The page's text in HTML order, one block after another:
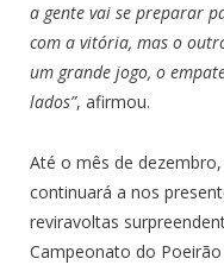
a gente vai se preparar
com a vitória, mas o
um grande jogo, o
lados”, afirmou.
Até o mês de
continuará a nos
reviravoltas
Campeonato do